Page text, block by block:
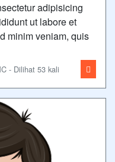
adipisicing
ut labore et
minim veniam, quis
- Dilihat 53 kali